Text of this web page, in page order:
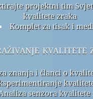
projektni tim
kvalitete zraka
Komplet za tisak i
kvalitete
znanja i članci o
senzora kvalitete